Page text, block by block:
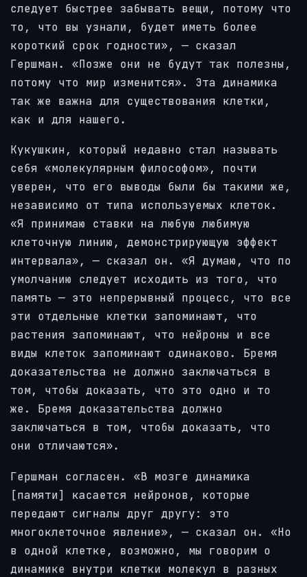
следует быстрее забывать вещи, потому что
то, что вы узнали, будет иметь более
короткий срок годности», — сказал
Гершман. «Позже они не будут так полезны,
потому что мир изменится». Эта динамика
так же важна для существования клетки,
как и для нашего.
Кукушкин, который недавно стал называть
себя «молекулярным философом», почти
уверен, что его выводы были бы такими же,
независимо от типа используемых клеток.
«Я принимаю ставки на любую любимую
клеточную линию, демонстрирующую эффект
интервала», — сказал он. «Я думаю, что по
умолчанию следует исходить из того, что
память — это непрерывный процесс, что все
эти отдельные клетки запоминают, что
растения запоминают, что нейроны и все
виды клеток запоминают одинаково. Бремя
доказательства не должно заключаться в
том, чтобы доказать, что это одно и то
же. Бремя доказательства должно
заключаться в том, чтобы доказать, что
они отличаются».
Гершман согласен. «В мозге динамика
[памяти] касается нейронов, которые
передают сигналы друг другу: это
многоклеточное явление», — сказал он. «Но
в одной клетке, возможно, мы говорим о
динамике внутри клетки молекул в разных